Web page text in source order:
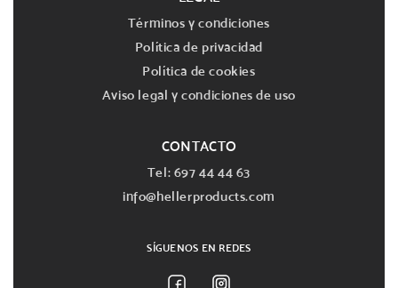
Términos y condiciones
Política de privacidad
Política de cookies
Aviso legal y condiciones de uso
CONTACTO
Tel: 697 44 44 63
info@hellerproducts.com
SÍGUENOS EN REDES